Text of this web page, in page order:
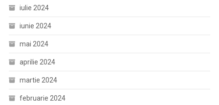
iulie 2024
iunie 2024
mai 2024
aprilie 2024
martie 2024
februarie 2024